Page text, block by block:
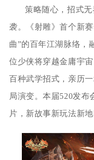
策略随心，招式
袭。《射雕》首个新
曲”的百年江湖脉络，
位少侠将穿越金庸宇
百种武学招式，亲历
局演变。本届520发布
片，新故事新玩法新